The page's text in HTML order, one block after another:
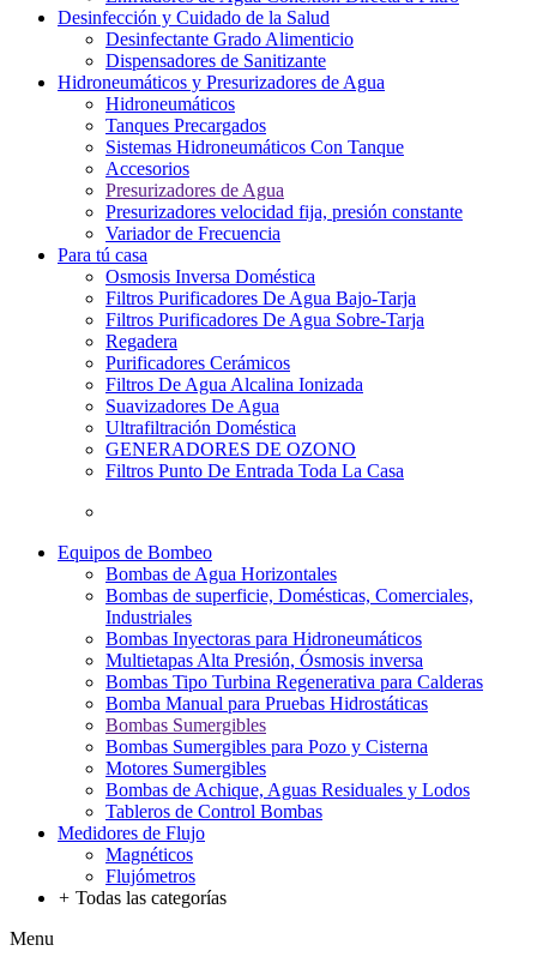
Desinfección y Cuidado de la Salud
Desinfectante Grado Alimenticio
Dispensadores de Sanitizante
Hidroneumáticos y Presurizadores de Agua
Hidroneumáticos
Tanques Precargados
Sistemas Hidroneumáticos Con Tanque
Accesorios
Presurizadores de Agua
Presurizadores velocidad fija, presión constante
Variador de Frecuencia
Para tú casa
Osmosis Inversa Doméstica
Filtros Purificadores De Agua Bajo-Tarja
Filtros Purificadores De Agua Sobre-Tarja
Regadera
Purificadores Cerámicos
Filtros De Agua Alcalina Ionizada
Suavizadores De Agua
Ultrafiltración Doméstica
GENERADORES DE OZONO
Filtros Punto De Entrada Toda La Casa
Equipos de Bombeo
Bombas de Agua Horizontales
Bombas de superficie, Domésticas, Comerciales,
Industriales
Bombas Inyectoras para Hidroneumáticos
Multietapas Alta Presión, Ósmosis inversa
Bombas Tipo Turbina Regenerativa para Calderas
Bomba Manual para Pruebas Hidrostáticas
Bombas Sumergibles
Bombas Sumergibles para Pozo y Cisterna
Motores Sumergibles
Bombas de Achique, Aguas Residuales y Lodos
Tableros de Control Bombas
Medidores de Flujo
Magnéticos
Flujómetros
+ Todas las categorías
Menu